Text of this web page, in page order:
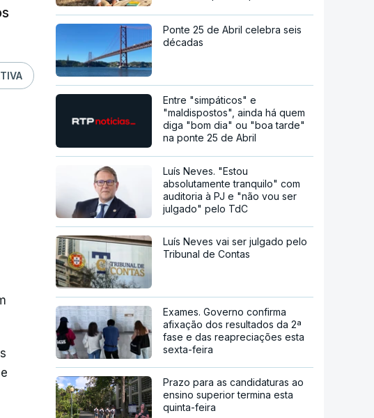
Ponte 25 de Abril celebra seis
décadas
Entre "simpáticos" e
"maldispostos", ainda há quem
diga "bom dia" ou "boa tarde"
na ponte 25 de Abril
Luís Neves. "Estou
absolutamente tranquilo" com
auditoria à PJ e "não vou ser
julgado" pelo TdC
Luís Neves vai ser julgado pelo
Tribunal de Contas
Exames. Governo confirma
afixação dos resultados da 2ª
fase e das reapreciações esta
sexta-feira
Prazo para as candidaturas ao
ensino superior termina esta
quinta-feira